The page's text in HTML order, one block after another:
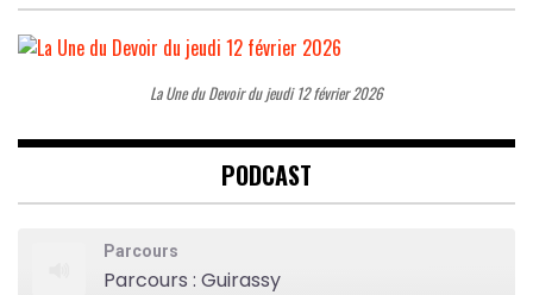
La Une du Devoir du jeudi 12 février 2026
PODCAST
Parcours
Parcours : Guirassy